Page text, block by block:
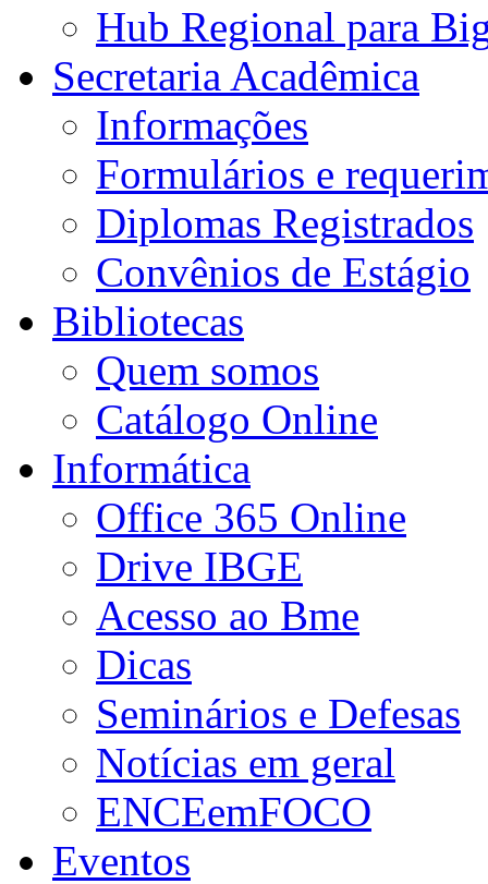
Hub Regional para
Secretaria Acadêmica
Informações
Formulários e
Diplomas Registrados
Convênios de Estágio
Bibliotecas
Quem somos
Catálogo Online
Informática
Office 365 Online
Drive IBGE
Acesso ao Bme
Dicas
Seminários e Defesas
Notícias em geral
ENCEemFOCO
Eventos